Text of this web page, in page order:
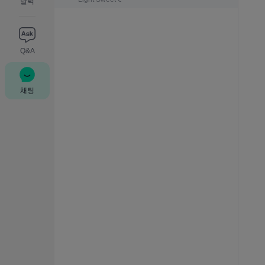
Q&A
채팅